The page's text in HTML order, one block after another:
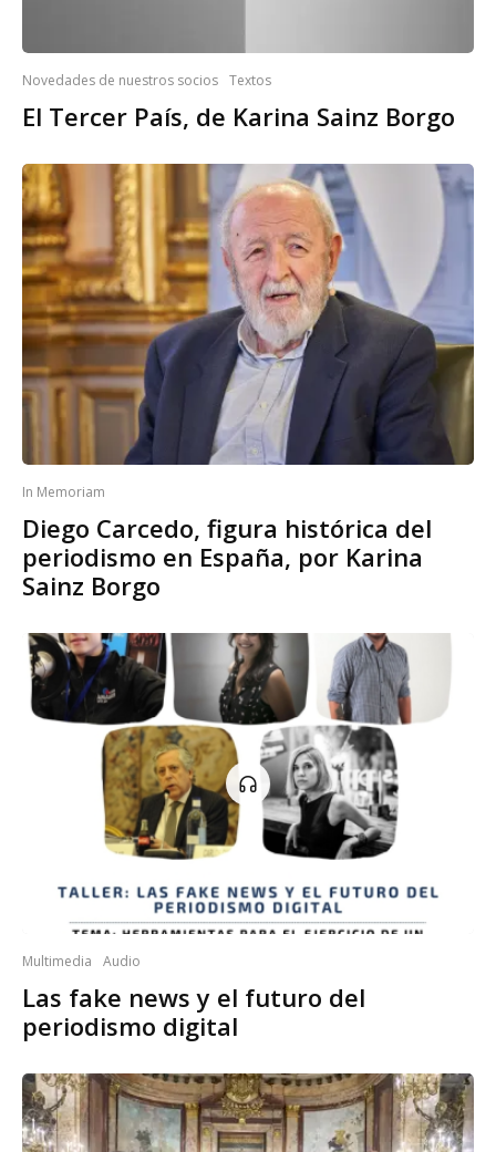
Novedades de nuestros socios Textos
El Tercer País, de Karina Sainz Borgo
In Memoriam
Diego Carcedo, figura histórica del
periodismo en España, por Karina
Sainz Borgo
Multimedia Audio
Las fake news y el futuro del
periodismo digital